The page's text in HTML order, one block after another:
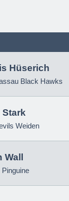
Hüserich
Black Hawks
Stark
Weiden